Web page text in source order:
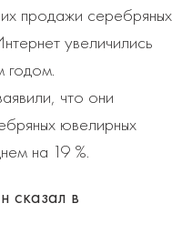
продажи серебряных
увеличились
годом.
что они
ювелирных
на 19 %.
сказал в